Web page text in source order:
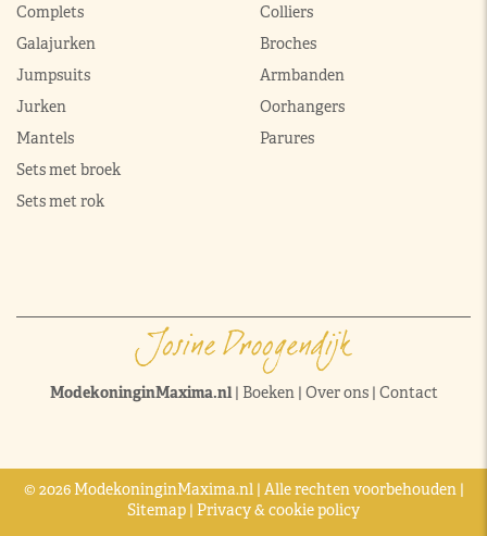
Complets
Galajurken
Jumpsuits
Jurken
Mantels
Sets met broek
Sets met rok
Colliers
Broches
Armbanden
Oorhangers
Parures
ModekoninginMaxima.nl| Boeken| Over ons| Contact
© 2026 ModekoninginMaxima.nl | Alle rechten voorbehouden |
Sitemap | Privacy & cookie policy